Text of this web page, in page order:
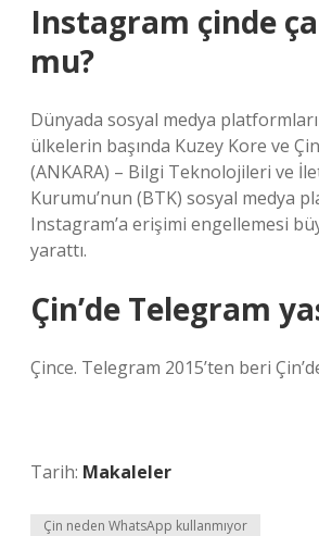
Instagram çinde
mu?
Dünyada sosyal medya
ülkelerin başında Kuzey Kore ve
(ANKARA) – Bilgi Teknolojileri ve
Kurumu’nun (BTK) sosyal medya
Instagram’a erişimi engellemesi
yarattı.
Çin’de Telegram
Çince. Telegram 2015’ten beri
Tarih: Makaleler
Çin neden WhatsApp kullanmıyor